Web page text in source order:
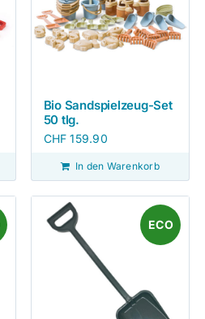
Bio Sandspielzeug-Set
50 tlg.
CHF 159.90
In den Warenkorb
ECO